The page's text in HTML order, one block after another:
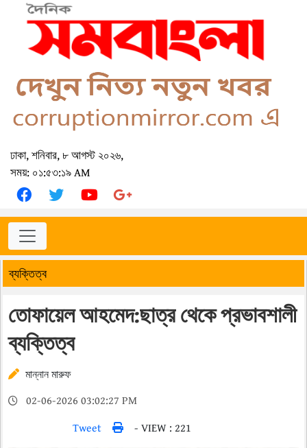
ঢাকা, শনিবার, ৮ আগস্ট ২০২৬,
সময়: ০১:৫৩:১৯ AM
ব্যক্তিত্ব
তোফায়েল আহমেদ:ছাত্র থেকে প্রভাবশালী
ব্যক্তিত্ব
মান্নান মারুফ
02-06-2026 03:02:27 PM
Tweet
- VIEW : 221